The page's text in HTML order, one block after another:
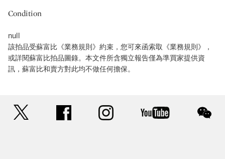
Condition
null
該拍品受蘇富比《業務規則》約束，您可來函索取《業務規則》，
或詳閱蘇富比拍品圖錄。本文件所含獨立報告僅為準買家提供資
訊，蘇富比和賣方對此均不做任何擔保。
facebook instagram youtube